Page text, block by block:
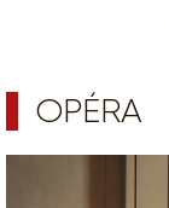
OPÉRA